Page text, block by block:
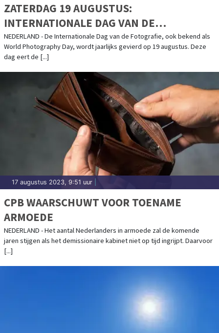
ZATERDAG 19 AUGUSTUS:
INTERNATIONALE DAG VAN DE
FOTOGRAFIE
NEDERLAND - De Internationale Dag van de Fotografie, ook bekend als
World Photography Day, wordt jaarlijks gevierd op 19 augustus. Deze
dag eert de [...]
17 augustus 2023, 9:51 uur
CPB WAARSCHUWT VOOR TOENAME
ARMOEDE
NEDERLAND - Het aantal Nederlanders in armoede zal de komende
jaren stijgen als het demissionaire kabinet niet op tijd ingrijpt. Daarvoor
[...]